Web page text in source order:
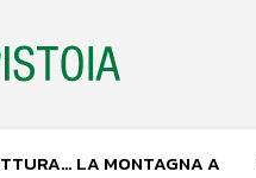
LA MONTAGNA A